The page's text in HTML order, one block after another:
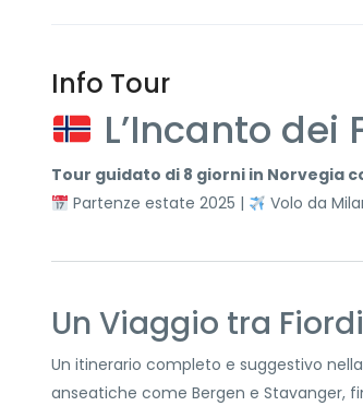
Info Tour
L’Incanto
Tour guidato di 8 giorni in Norvegia
Partenze estate 2025 |
Volo da
Un Viaggio tra
Un itinerario completo e suggestivo
anseatiche come Bergen e Stavanger,